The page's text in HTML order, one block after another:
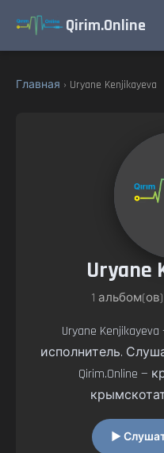
Qirim.Online
Главная › Uryane Kenjikayeva
Uryane
1
Uryane
исполнитель.
Qirim.Online —
▶